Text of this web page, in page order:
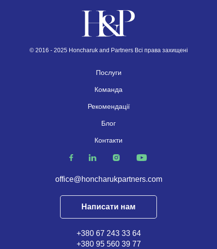
© 2016 - 2025 Honcharuk and Partners Всі права захищені
Послуги
Команда
Рекомендації
Блог
Контакти
office@honcharukpartners.com
Написати нам
+380 67 243 33 64
+380 95 560 39 77